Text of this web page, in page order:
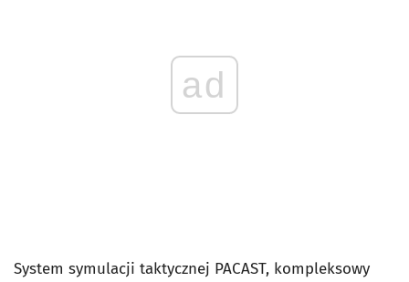
ad
System symulacji taktycznej PACAST, kompleksowy